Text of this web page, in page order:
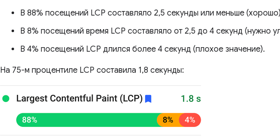
В 88% посещений LCP составляло 2,5 секунды или меньше
В 8% посещений время LCP составляло от 2,5 до 4 секунд (нужно
В 4% посещений LCP длился более 4 секунд (плохое значение).
На 75-м процентиле LCP составила 1,8 секунды: